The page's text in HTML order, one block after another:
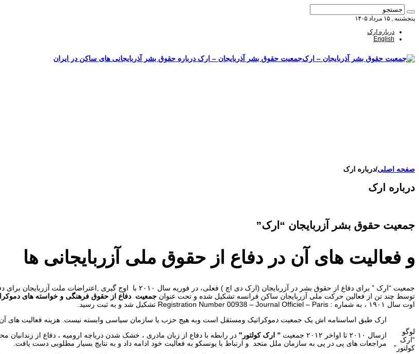
پنجشنبه , ۱۵ مرداد ۱۴۰۵
درباره ارک
English
جمعیت حقوق بشر آذربایجان – ارک درباره حقوق بشر آذربایجانی های ساکن در ایران
صفحه اصلی/درباره ارک
درباره ارک
جمعیت حقوق بشر آزربایجان “ارک”
و فعالیت های آن در دفاع از حقوق ملی آزربایجانی ها
جمعیت “ارک ” برای دفاع از حقوق بشر در آزربایجان (ارک دی اچ ) فعلی، در
توسط چند تن از فعالین حرکت ملی آزربایجان ساکن فرانسه تشکیل شده و تحت عنوان جمعیت دفاع از حقوق فرهنگی و خواسته های
اوت سال ۱۹۰۱ ، به شماره :
لوگو
“ارک
کولتور”
ارک طبق اساسنامه اش یک جمعیت دموکراتیک ومستقل است وبه هیج حزب یا سازمان سیاسی وابسته نیست. هزینه فعالیت های
ازسال ۲۰۱۰ تا اواخر ۲۰۱۲ جمعیت
” ارک کولتور” در رابطه با دفاع از زبان مادری ، خشک شدن دریاچه ارومیه ، دفاع از
مراجعات های پی در پی به سازمان ملل متحد و ارتباط با یونسکو به فعالیت خود ادامه داد و به نتایج بسیار مطلوبی دست یافت.